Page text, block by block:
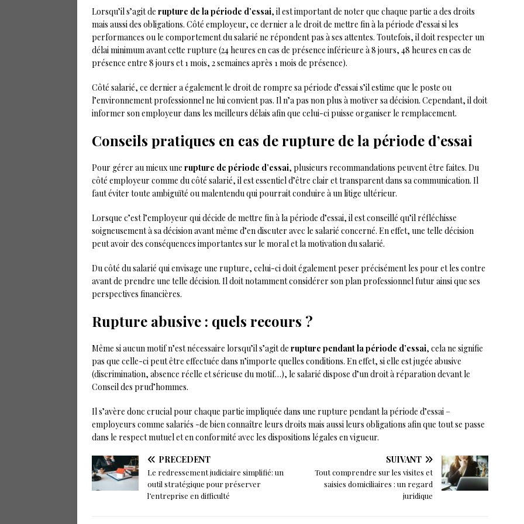
Lorsqu’il s’agit de rupture de la période d’essai, il est important de noter que chaque partie a des droits
mais aussi des obligations. Côté employeur, ce dernier a le droit de mettre fin à la période d’essai si les
performances ou le comportement du salarié ne répondent pas à ses attentes. Toutefois, il doit respecter un
délai minimum avant cette rupture (24 heures en cas de présence inférieure à 8 jours, 48 heures en cas de
présence entre 8 jours et 1 mois, 2 semaines après 1 mois de présence).
Côté salarié, ce dernier a également le droit de rompre sa période d’essai s’il estime que le poste ou
l’environnement professionnel ne lui convient pas. Il n’a pas non plus à motiver sa décision. Cependant, il doit
informer son employeur dans les meilleurs délais afin que celui-ci puisse organiser le remplacement.
Conseils pratiques en cas de rupture de la période d’essai
Pour gérer au mieux une rupture de période d’essai, plusieurs recommandations peuvent être faites. Du
côté employeur comme du côté salarié, il est essentiel d’être clair et transparent dans sa communication. Il
faut éviter toute ambiguïté ou malentendu qui pourrait conduire à un litige ultérieur.
Lorsque c’est l’employeur qui décide de mettre fin à la période d’essai, il est conseillé qu’il réfléchisse
soigneusement à sa décision avant même d’en discuter avec le salarié concerné. En effet, une telle décision
peut avoir des conséquences importantes sur le moral et la motivation du salarié.
Du côté du salarié qui envisage une rupture, celui-ci doit également peser précisément les pour et les contre
avant de prendre une telle décision. Il doit notamment considérer son plan professionnel futur ainsi que ses
perspectives financières.
Rupture abusive : quels recours ?
Même si aucun motif n’est nécessaire lorsqu’il s’agit de rupture pendant la période d’essai, cela ne signifie
pas que celle-ci peut être effectuée dans n’importe quelles conditions. En effet, si elle est jugée abusive
(discrimination, absence réelle et sérieuse du motif…), le salarié dispose d’un droit à réparation devant le
Conseil des prud’hommes.
Il s’avère donc crucial pour chaque partie impliquée dans une rupture pendant la période d’essai –
employeurs comme salariés -de bien connaître leurs droits mais aussi leurs obligations afin que tout se passe
dans le respect mutuel et en conformité avec les dispositions légales en vigueur.
PRÉCÉDENT
Le redressement judiciaire simplifié: un
outil stratégique pour préserver
l’entreprise en difficulté
SUIVANT
Tout comprendre sur les visites et
saisies domiciliaires : un regard
juridique